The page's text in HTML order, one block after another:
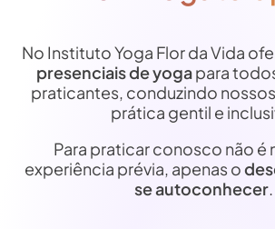
No Instituto Yoga Flor da Vida
presenciais de yogapara
praticantes, conduzindo nossos
prática gentil e
Para praticar conosco não é
experiência prévia, apenas o
se autoconhecer.